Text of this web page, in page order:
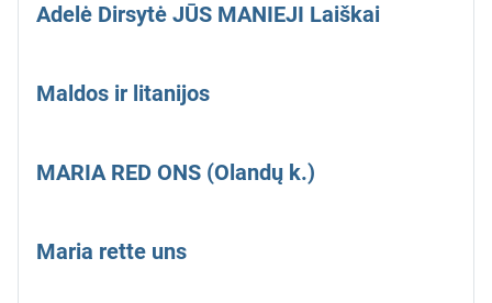
Adelė Dirsytė JŪS MANIEJI Laiškai
Maldos ir litanijos
MARIA RED ONS (Olandų k.)
Maria rette uns